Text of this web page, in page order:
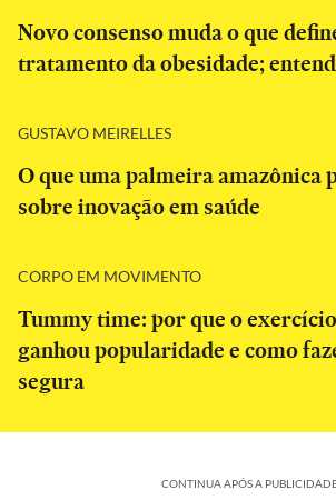
Novo consenso muda o que
tratamento da obesidade;
GUSTAVO MEIRELLES
O que uma palmeira amazônica
sobre inovação em saúde
CORPO EM MOVIMENTO
Tummy time: por que o
ganhou popularidade e como
segura
CONTINUA APÓS A